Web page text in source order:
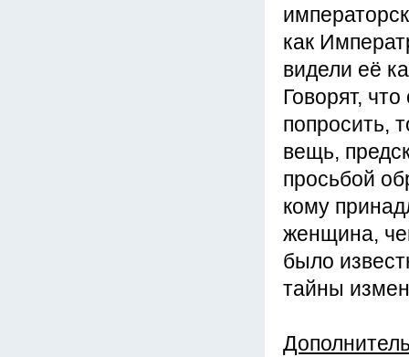
как
видели её
Говорят,
попросить,
вещь,
просьбой
кому
женщина,
было
тайны